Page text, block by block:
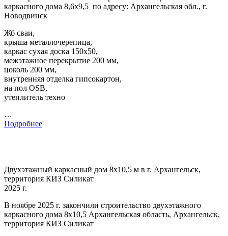
каркасного дома 8,6х9,5 по адресу: Архангельская обл., г.
Новодвинск
Жб сваи,
крыша металлочерепица,
каркас сухая доска 150х50,
межэтажное перекрытие 200 мм,
цоколь 200 мм,
внутренняя отделка гипсокартон,
на пол OSB,
утеплитель техно
…
Подробнее
Двухэтажный каркасный дом 8х10,5 м в г. Архангельск,
территория КИЗ Силикат
2025 г.
В ноябре 2025 г. закончили строительство двухэтажного
каркасного дома 8х10,5 Архангельская область, Архангельск,
территория КИЗ Силикат